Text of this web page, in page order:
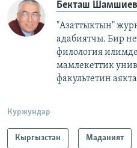
Бекташ Шамшиев
"Азаттыктын"
адабиятчы. Бир
филология
мамлекеттик
факультетин
Куржундар
Кыргызстан Маданият